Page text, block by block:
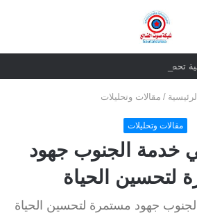
تحطم أوهام الخصوم وتقرب استعادة الدولة
الرئيسية / مقالات وتحليلات
مقالات وتحليلات
خدمة الجنوب جهود
لتحسين الحياة
جهود مستمرة لتحسين الحياة